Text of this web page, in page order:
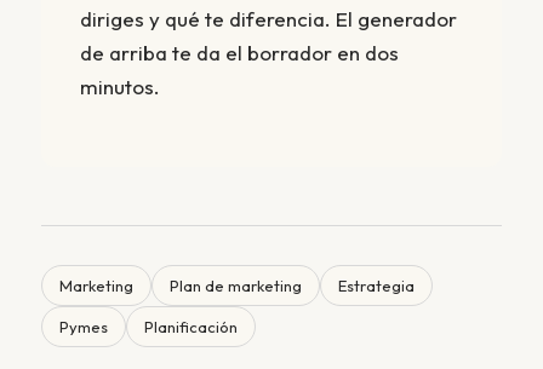
diriges y qué te diferencia. El generador
de arriba te da el borrador en dos
minutos.
Marketing Plan de marketing Estrategia
Pymes Planificación